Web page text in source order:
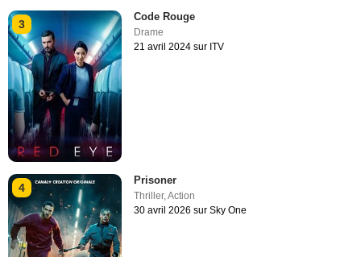
3
Code Rouge
Drame
21 avril 2024 sur ITV
4
Prisoner
Thriller,Action
30 avril 2026 sur Sky One